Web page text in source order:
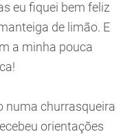
eu fiquei bem feliz
de limão. E
a minha pouca
numa churrasqueira
orientações